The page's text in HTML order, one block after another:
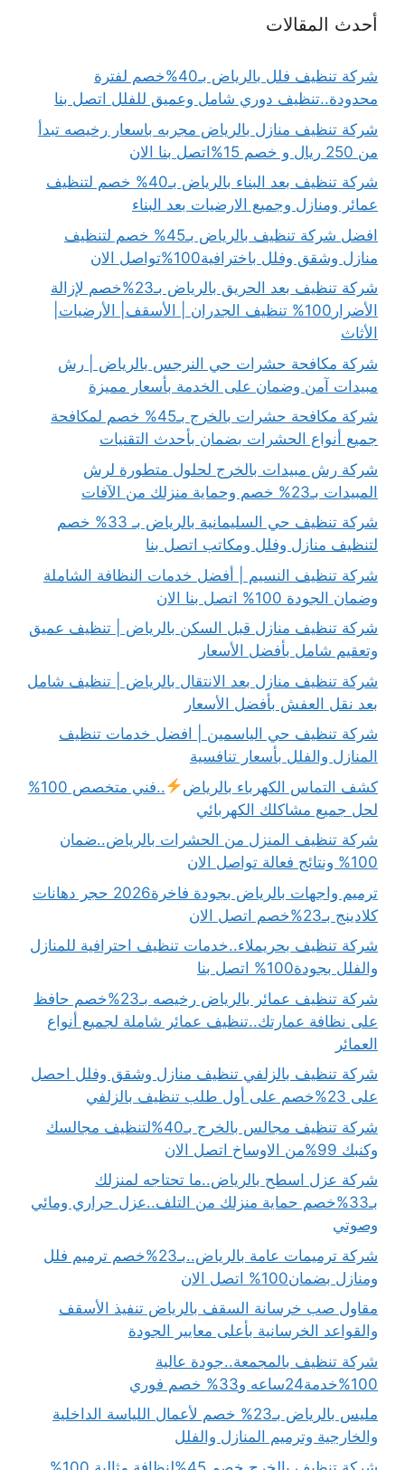
أحدث المقالات
شركة تنظيف فلل بالرياض بـ40%خصم لفترة
محدودة..تنظيف دوري شامل وعميق للفلل اتصل بنا
شركة تنظيف منازل بالرياض مجربه باسعار رخيصه تبدأ
من 250 ريال و خصم 15%اتصل بنا الان
شركة تنظيف بعد البناء بالرياض بـ40% خصم لتنظيف
عمائر ومنازل وجميع الارضيات بعد البناء
افضل شركة تنظيف بالرياض بـ45% خصم لتنظيف
منازل وشقق وفلل باخترافية100%تواصل الان
شركة تنظيف بعد الحريق بالرياض بـ23%خصم لإزالة
الأضرار100% تنظيف الجدران | الأسقف| الأرضيات|
الأثاث
شركة مكافحة حشرات حي النرجس بالرياض | رش
مبيدات آمن وضمان على الخدمة بأسعار مميزة
شركة مكافحة حشرات بالخرج بـ45% خصم لمكافحة
جميع أنواع الحشرات بضمان بأحدث التقنيات
شركة رش مبيدات بالخرج لحلول متطورة لرش
المبيدات بـ23% خصم وحماية منزلك من الآفات
شركة تنظيف حي السليمانية بالرياض بـ 33% خصم
لتنظيف منازل وفلل ومكاتب اتصل بنا
شركة تنظيف النسيم | أفضل خدمات النظافة الشاملة
وضمان الجودة 100% اتصل بنا الان
شركة تنظيف منازل قبل السكن بالرياض | تنظيف عميق
وتعقيم شامل بأفضل الأسعار
شركة تنظيف منازل بعد الانتقال بالرياض | تنظيف شامل
بعد نقل العفش بأفضل الأسعار
شركة تنظيف حي الياسمين | افضل خدمات تنظيف
المنازل والفلل بأسعار تنافسية
كشف التماس الكهرباء بالرياض
..فني متخصص 100%
لحل جميع مشاكلك الكهربائي
شركة تنظيف المنزل من الحشرات بالرياض..ضمان
100% ونتائج فعالة تواصل الان
ترميم واجهات بالرياض بجودة فاخرة2026 حجر دهانات
كلادينج بـ23%خصم اتصل الان
شركة تنظيف بحريملاء..خدمات تنظيف احترافية للمنازل
والفلل بجودة100% اتصل بنا
شركة تنظيف عمائر بالرياض رخيصه بـ23%خصم حافظ
على نظافة عمارتك..تنظيف عمائر شاملة لجميع أنواع
العمائر
شركة تنظيف بالزلفي تنظيف منازل وشقق وفلل احصل
على 23%خصم على أول طلب تنظيف بالزلفي
شركة تنظيف مجالس بالخرج بـ40%لتنظيف مجالسك
وكنبك 99%من الاوساخ اتصل الان
شركة عزل اسطح بالرياض..ما تحتاجه لمنزلك
بـ33%خصم حماية منزلك من التلف..عزل حراري ومائي
وصوتي
شركة ترميمات عامة بالرياض..بـ23%خصم ترميم فلل
ومنازل بضمان100% اتصل الان
مقاول صب خرسانة السقف بالرياض تنفيذ الأسقف
والقواعد الخرسانية بأعلى معايير الجودة
شركة تنظيف بالمجمعة..جودة عالية
100%خدمة24ساعه و33% خصم فوري
مليس بالرياض بـ23% خصم لأعمال اللياسة الداخلية
والخارجية وترميم المنازل والفلل